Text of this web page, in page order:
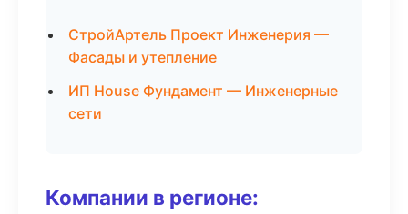
СтройАртель Проект Инженерия —
Фасады и утепление
ИП House Фундамент — Инженерные
сети
Компании в регионе: